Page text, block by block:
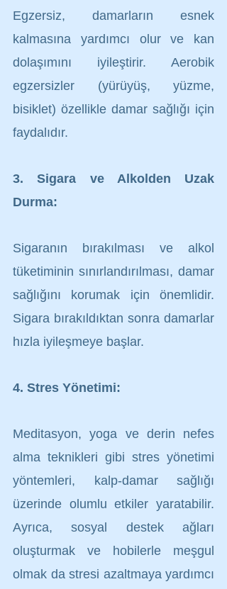
Egzersiz, damarların esnek
kalmasına yardımcı olur ve kan
dolaşımını iyileştirir. Aerobik
egzersizler (yürüyüş, yüzme,
bisiklet) özellikle damar sağlığı için
faydalıdır.
3. Sigara ve Alkolden Uzak
Durma:
Sigaranın bırakılması ve alkol
tüketiminin sınırlandırılması, damar
sağlığını korumak için önemlidir.
Sigara bırakıldıktan sonra damarlar
hızla iyileşmeye başlar.
4. Stres Yönetimi:
Meditasyon, yoga ve derin nefes
alma teknikleri gibi stres yönetimi
yöntemleri, kalp-damar sağlığı
üzerinde olumlu etkiler yaratabilir.
Ayrıca, sosyal destek ağları
oluşturmak ve hobilerle meşgul
olmak da stresi azaltmaya yardımcı